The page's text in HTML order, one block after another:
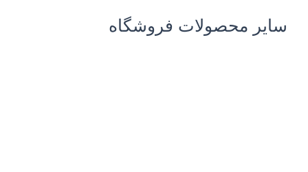
سایر محصولات فروشگاه